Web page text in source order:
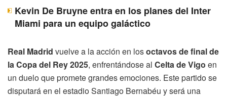
Kevin De Bruyne entra en los planes del Inter
Miami para un equipo galáctico
Real Madrid vuelve a la acción en losoctavos de final de
la Copa del Rey 2025, enfrentándose al Celta de Vigo en
un duelo que promete grandes emociones. Este partido se
disputará en el estadio Santiago Bernabéu y será una